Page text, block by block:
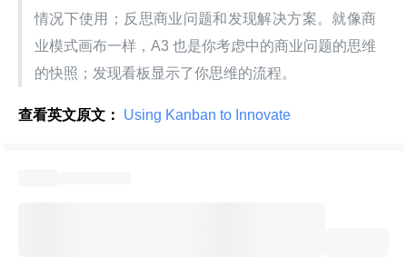
情况下使用；反思商业问题和发现解决方案。就像商
业模式画布一样，A3 也是你考虑中的商业问题的思维
的快照；发现看板显示了你思维的流程。
查看英文原文： Using Kanban to Innovate